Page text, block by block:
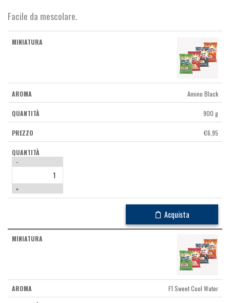
Facile da mescolare.
Amino Black
900 g
€6,95
-
+
Acquista
F1 Sweet Cool Water